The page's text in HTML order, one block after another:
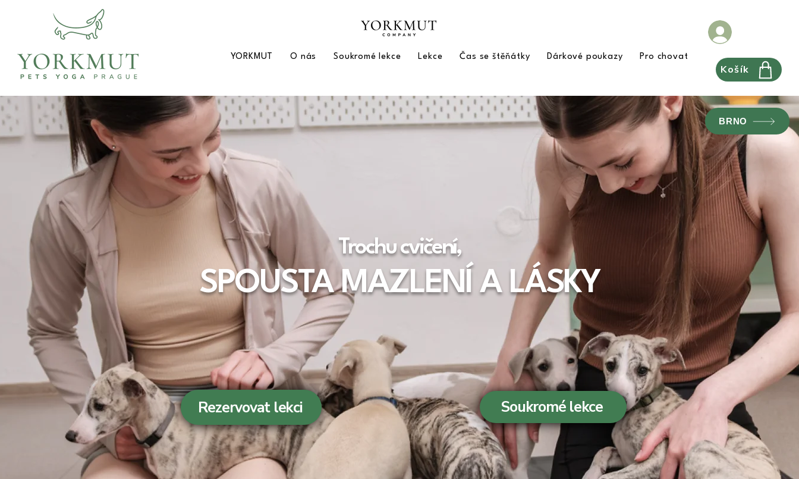
YORKMUT O nás Soukromé lekce Lekce Čas se štěňátky Dárkové poukazy Pro chovatele FAQ Pravidla
Košík
BRNO
Trochu cvičení,
SPOUSTA MAZLENÍ A LÁSKY
Rezervovat lekci Soukromé lekce